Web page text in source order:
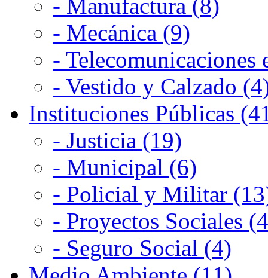
- Manufactura (8)
- Mecánica (9)
-
- Vestido y Calzado
Instituciones Públicas
- Justicia (19)
- Municipal (6)
- Policial y Militar
- Proyectos Sociales
- Seguro Social (4)